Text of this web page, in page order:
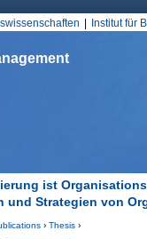
Institut für
ist
und Strategien von
› Thesis›